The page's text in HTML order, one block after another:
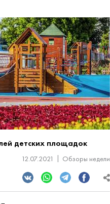
детских площадок
12.07.2021 Обзоры недели